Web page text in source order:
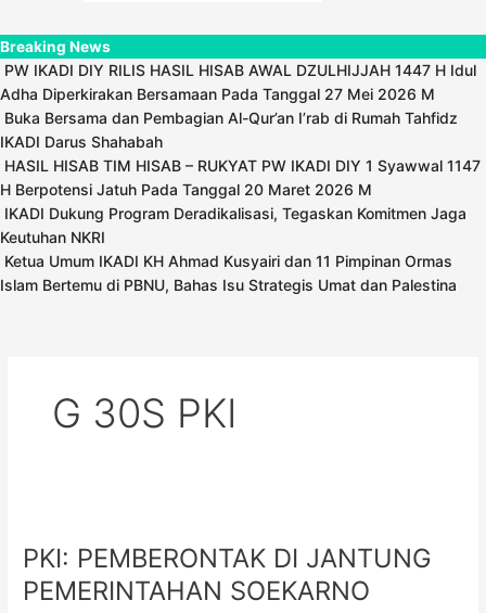
Breaking News
PW IKADI DIY RILIS HASIL HISAB AWAL DZULHIJJAH 1447 H Idul
Adha Diperkirakan Bersamaan Pada Tanggal 27 Mei 2026 M
Buka Bersama dan Pembagian Al-Qur’an I’rab di Rumah Tahfidz
IKADI Darus Shahabah
HASIL HISAB TIM HISAB – RUKYAT PW IKADI DIY 1 Syawwal 1147
H Berpotensi Jatuh Pada Tanggal 20 Maret 2026 M
IKADI Dukung Program Deradikalisasi, Tegaskan Komitmen Jaga
Keutuhan NKRI
Ketua Umum IKADI KH Ahmad Kusyairi dan 11 Pimpinan Ormas
Islam Bertemu di PBNU, Bahas Isu Strategis Umat dan Palestina
G 30S PKI
PKI: PEMBERONTAK DI JANTUNG
PEMERINTAHAN SOEKARNO
DI
JANTUNG
PEMERINTAHAN